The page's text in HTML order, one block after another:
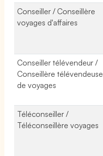
Conseiller / Conseillère
voyages d'affaires
Conseiller télévendeur /
Conseillère télévendeuse
de voyages
Téléconseiller /
Téléconseillère voyages